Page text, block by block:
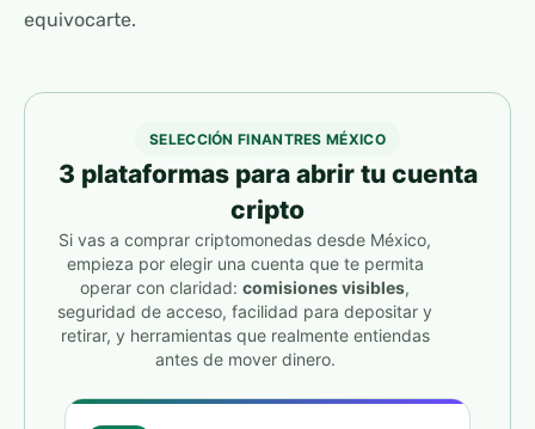
equivocarte.
SELECCIÓN FINANTRES MÉXICO
3 plataformas para abrir tu cuenta
cripto
Si vas a comprar criptomonedas desde México,
empieza por elegir una cuenta que te permita
operar con claridad: comisiones visibles,
seguridad de acceso, facilidad para depositar y
retirar, y herramientas que realmente entiendas
antes de mover dinero.